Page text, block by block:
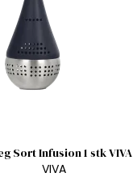
Sort Infusion 1 stk VIVA
VIVA